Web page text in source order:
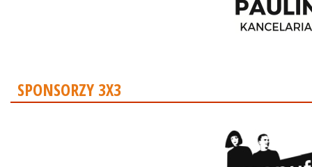
SPONSORZY 3X3